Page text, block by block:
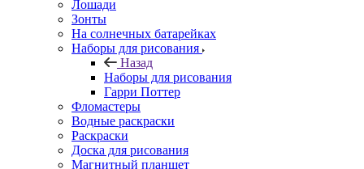
Лошади
Зонты
На солнечных батарейках
Наборы для рисования
Назад
Наборы для рисования
Гарри Поттер
Фломастеры
Водные раскраски
Раскраски
Доска для рисования
Магнитный планшет